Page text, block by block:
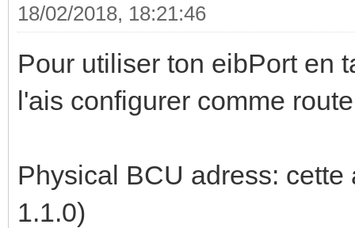
18/02/2018, 18:21:46
Pour utiliser ton eibPort en
l'ais configurer comme
Physical BCU adress:
1.1.0)